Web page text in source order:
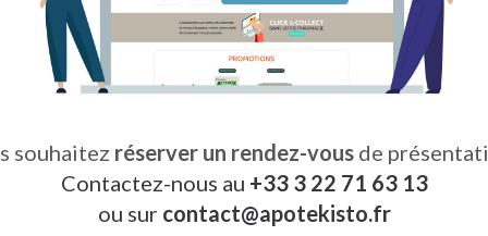
souhaitez réserver un rendez-vous de
Contactez-nous au +33 3 22 71 63 13
ou sur contact@apotekisto.fr